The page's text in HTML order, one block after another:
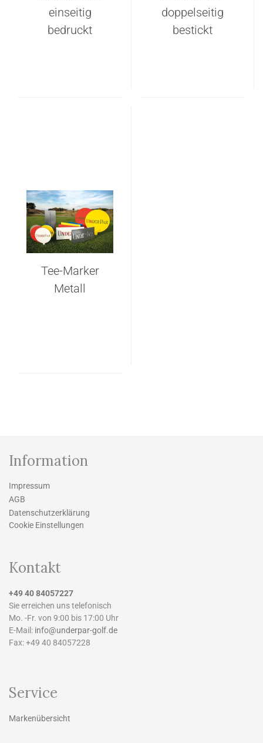
einseitig
bedruckt
doppelseitig
bestickt
Tee-Marker
Metall
Information
Impressum
AGB
Datenschutzerklärung
Cookie Einstellungen
Kontakt
+49 40 84057227
Sie erreichen uns telefonisch
Mo. -Fr. von 9:00 bis 17:00 Uhr
E-Mail: info@underpar-golf.de
Fax: +49 40 84057228
Service
Markenübersicht